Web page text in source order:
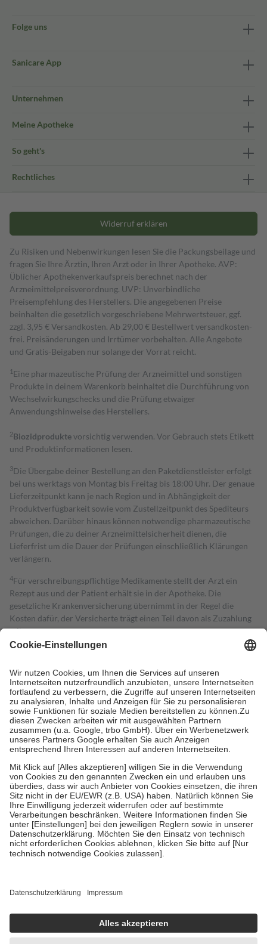
Folge uns
Sanicare App
Unternehmen
Meine Apotheke
So geht's
Rechtliches
Widerruf erklären
Zu Risiken und Nebenwirkungen lesen Sie die Packungsbeilage und
fragen Sie Ihre Ärztin, Ihren Arzt oder in Ihrer Apotheke. AVP:
Üblicher Apothekenverkaufspreis berechnet nach der
Arzneimittelpreisverordnung. UVP: Unverbindliche
Preisempfehlung des Herstellers. Die angegebenen Preise
beinhalten die gesetzlich vorgeschriebene Mehrwertsteuer, ggf.
zzgl. 3,95 € Versandkosten. Ab 29,00 € Bestell­wert versand­kosten­
frei. Preisänderungen und Irrtümer vorbehalten. Alle Angebote
und Gratis-Beigaben nur solange der Vorrat reicht.
1 Eine pharmazeutische Prüfung der Arzneimittel und sonstigen
Produkte in deinem Warenkorb beinhaltet die Durchführung von
Wechselwirkungschecks und die Prüfung etwaiger
Anwendungshinweise des Herstellers.
2Biozidproduktevorsichtig verwenden. Vor Gebrauch stets Etikett
und Produktinformationen lesen.
3Die Übergabe deiner Bestellung an den Paketdienstleister erfolgt
bei uns werktags von Montag bis Freitag bis 18:00 Uhr. Der genaue
Lieferzeitpunkt kann je nach Region und in Abhängigkeit der
Produktverfügbarkeit sowie vom Zustellzeitpunkt des Spediteurs
abweichen. Darüber hinaus können notwendige pharmazeutische
Prüfungen, die zu deiner Arzneimittelsicherheit dienen, die
Lieferfrist um die Dauer der Prüfungen einschließlich Klärungen
verlängern.
4Für verschreibungspflichtige Medikamente stellt der Arzt ein
Rezept aus und der Patient erhält sie in der Apotheke. Die
gesetzliche Krankenversicherung übernimmt in der Regel die
Kosten dafür, der Versicherte trägt einen Teil davon als Zuzahlung
mit.
Grundsätzlich leisten Mitglieder Zuzahlungen in Höhe von zehn
höchstens zehn Euro.
Es sind jedoch nie mehr als die tatsächlichen
Kosten der Leistung zu entrichten.
Diese Regeln gelten grundsätzlich auch für Online-Apotheken.
Bei Heilmitteln und häuslicher Krankenpflege beträgt die
Zuzahlung zehn Prozent der Kosten sowie zehn Euro je
Verordnung.
Um das Engagement der Versicherten für ihre eigene Gesundheit zu
stärken und die besondere Stellung der Familie zu unterstützen,
fallenkeine Zuzahlungenan bei:
• Kindern und Jugendlichen bis zum vollendeten 18. Lebensjahr
mit Ausnahme der Fahrkosten
• Untersuchungen zur Vorsorge und Früherkennung, die von der
GKV getragen werden
• empfohlenen Schutzimpfungen
• Harn- und Blutteststreifen
getroffen, um sicherzustellen, dass es sich um echte Bewertungen
https://help.etrusted.com/hc/de/articles/4419944605341
Einige Bilder und Inhalte wurden unter Zuhilfenahme künstlicher